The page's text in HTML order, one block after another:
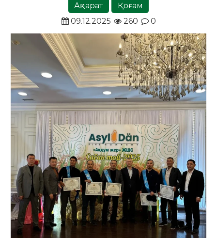
Ақпарат
Қоғам
09.12.2025
260 0